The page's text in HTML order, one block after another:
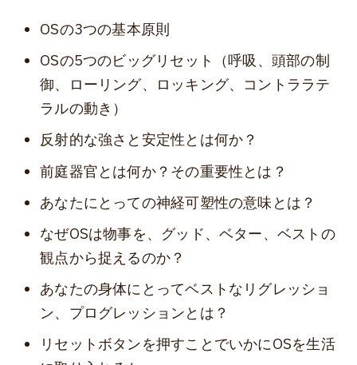
OSの3つの基本原則
OSの5つのビッグリセット（呼吸、頭部の制
御、ローリング、ロッキング、コントララテ
ラルの動き）
反射的な強さと安定性とは何か？
前庭器官とは何か？その重要性とは？
あなたにとっての神経可塑性の意味とは？
なぜOSは物事を、グッド、ベター、ベストの
観点から捉えるのか？
あなたの身体にとってベストなリグレッショ
ン、プログレッションとは？
リセットボタンを押すことでいかにOSを生活